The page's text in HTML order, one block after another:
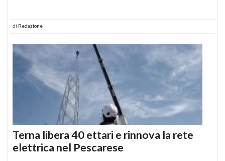
di Redazione
Terna libera 40 ettari e rinnova la rete
elettrica nel Pescarese